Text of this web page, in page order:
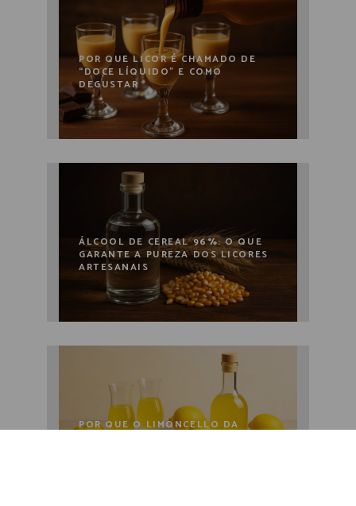
POR QUE LICOR É CHAMADO DE
“DOCE LÍQUIDO” E COMO
DEGUSTAR
ÁLCOOL DE CEREAL 96%: O QUE
GARANTE A PUREZA DOS LICORES
ARTESANAIS
POR QUE O LIMONCELLO DA